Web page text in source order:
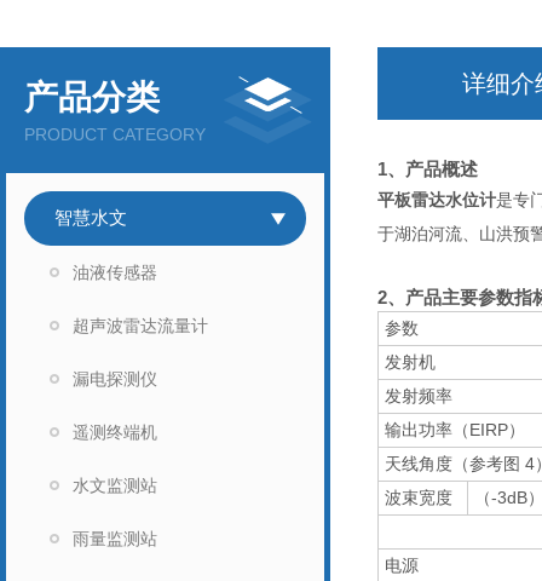
产品分类
PRODUCT CATEGORY
智慧水文
油液传感器
超声波雷达流量计
漏电探测仪
遥测终端机
水文监测站
雨量监测站
详细介
1、 产品概述
平板雷达水位计是专
于湖泊河
2、产品主要参数指
参数
发射机
发射频率
输出功率（EIRP）
天线角度（参考图 4
波束宽度
（-3dB
电源